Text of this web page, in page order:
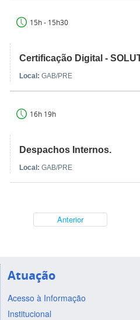
15h - 15h30
Certificação Digital -
Local: GAB/PRE
16h 19h
Despachos Internos.
Local: GAB/PRE
Anterior
Atuação
Acesso à Informação
Institucional